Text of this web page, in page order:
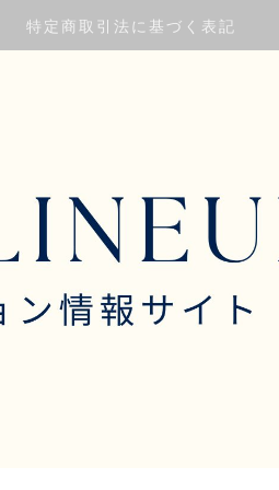
特定商取引法に基づく表記